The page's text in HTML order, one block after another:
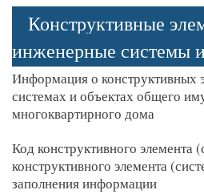
Конструктивные
инженерные системы
Информация о конструктивных
системах и объектах общего
многоквартирного дома
Код конструктивного элемента
конструктивного элемента
заполнения информации